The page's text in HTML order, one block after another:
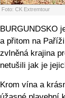
Foto: CK Extremtour
BURGUNDSKO
a přitom na
zvlněná krajina
netušili jak je
Krom vína a